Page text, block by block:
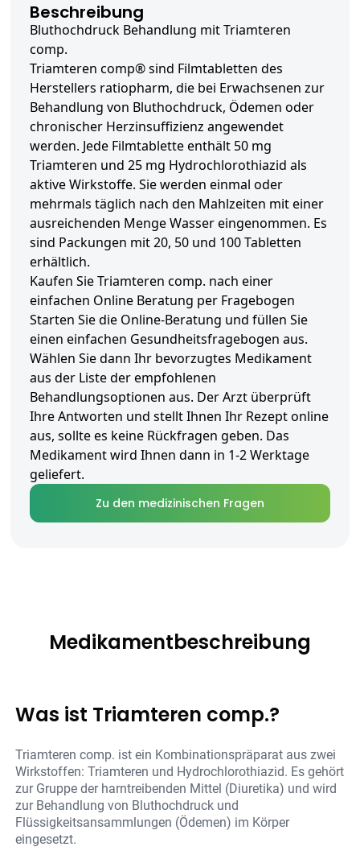
Beschreibung
Bluthochdruck Behandlung mit Triamteren
comp.
Triamteren comp® sind Filmtabletten des
Herstellers ratiopharm, die bei Erwachsenen zur
Behandlung von Bluthochdruck, Ödemen oder
chronischer Herzinsuffizienz angewendet
werden. Jede Filmtablette enthält 50 mg
Triamteren und 25 mg Hydrochlorothiazid als
aktive Wirkstoffe. Sie werden einmal oder
mehrmals täglich nach den Mahlzeiten mit einer
ausreichenden Menge Wasser eingenommen. Es
sind Packungen mit 20, 50 und 100 Tabletten
erhältlich.
Kaufen Sie Triamteren comp. nach einer
einfachen Online Beratung per Fragebogen
Starten Sie die Online-Beratung und füllen Sie
einen einfachen Gesundheitsfragebogen aus.
Wählen Sie dann Ihr bevorzugtes Medikament
aus der Liste der empfohlenen
Behandlungsoptionen aus. Der Arzt überprüft
Ihre Antworten und stellt Ihnen Ihr Rezept online
aus, sollte es keine Rückfragen geben. Das
Medikament wird Ihnen dann in 1-2 Werktage
geliefert.
Zu den medizinischen Fragen
Medikamentbeschreibung
Was ist Triamteren comp.?
Triamteren comp. ist ein Kombinationspräparat aus zwei
Wirkstoffen: Triamteren und Hydrochlorothiazid. Es gehört
zur Gruppe der harntreibenden Mittel (Diuretika) und wird
zur Behandlung von Bluthochdruck und
Flüssigkeitsansammlungen (Ödemen) im Körper
eingesetzt.